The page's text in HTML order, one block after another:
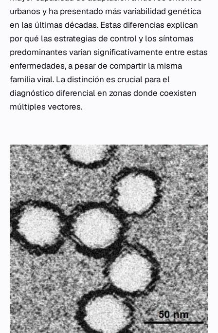
urbanos y ha presentado más variabilidad genética
en las últimas décadas. Estas diferencias explican
por qué las estrategias de control y los síntomas
predominantes varían significativamente entre estas
enfermedades, a pesar de compartir la misma
familia viral. La distinción es crucial para el
diagnóstico diferencial en zonas donde coexisten
múltiples vectores.